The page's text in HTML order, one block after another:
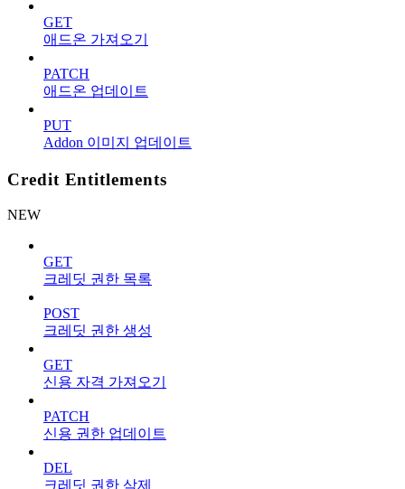
GET
애드온 가져오기
PATCH
애드온 업데이트
PUT
Addon 이미지 업데이트
Credit Entitlements
NEW
GET
크레딧 권한 목록
POST
크레딧 권한 생성
GET
신용 자격 가져오기
PATCH
신용 권한 업데이트
DEL
크레딧 권한 삭제